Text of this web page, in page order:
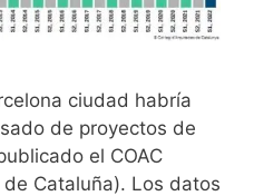
ciudad habría
de proyectos de
el COAC
Cataluña). Los datos